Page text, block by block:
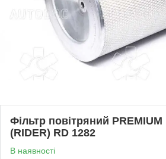
Фільтр повітряний
(RIDER) RD 1282
В наявності